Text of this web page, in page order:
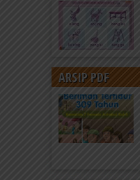
ARSIP PDF